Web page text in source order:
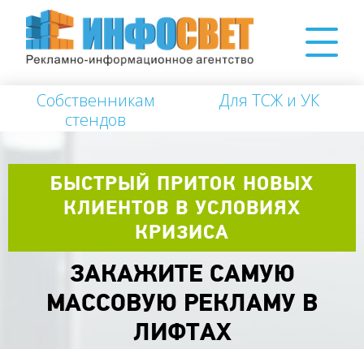
Собственникам
стендов
Для ТСЖ и УК
БЫСТРЫЙ ПРИТОК НОВЫХ
КЛИЕНТОВ В УСЛОВИЯХ
КРИЗИСА
ЗАКАЖИТЕ САМУЮ
МАССОВУЮ РЕКЛАМУ В
ЛИФТАХ